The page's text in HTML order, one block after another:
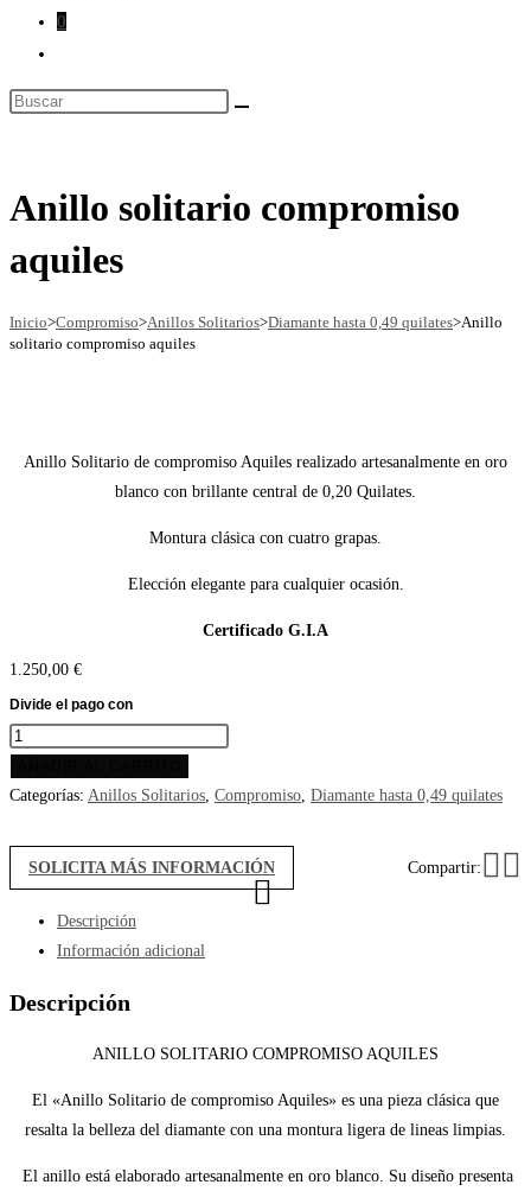
0
de
Buscar
Anillo solitario compromiso
aquiles
Inicio>Compromiso>Anillos Solitarios>Diamante hasta 0,49 quilates>Anillo
solitario compromiso aquiles
Anillo Solitario de compromiso Aquiles realizado artesanalmente en oro
blanco con brillante central de 0,20 Quilates.
Montura clásica con cuatro grapas.
Elección elegante para cualquier ocasión.
Certificado G.I.A
1.250,00 €
Anillo
compromiso
Categorías: Anillos Solitarios, Compromiso, Diamante hasta 0,49 quilates
SOLICITA MÁS INFORMACIÓN Compartir:
Descripción
Información adicional
Descripción
ANILLO SOLITARIO COMPROMISO AQUILES
El «Anillo Solitario de compromiso Aquiles» es una pieza clásica que
resalta la belleza del diamante con una montura ligera de lineas limpias.
El anillo está elaborado artesanalmente en oro blanco. Su diseño presenta